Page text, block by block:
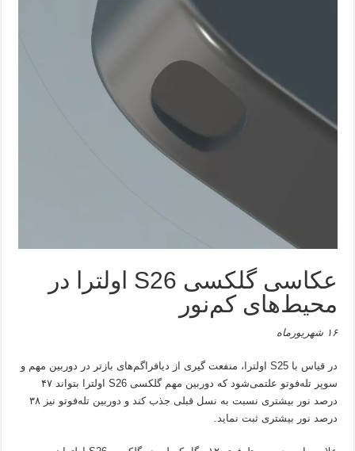
عکاسی گلکسی S26 اولترا در
محیط‌های کم‌نور
۱۶ شهریورماه
در قیاس با S25 اولترا، منفعت گیری از دیافراگم‌های بازتر در دوربین مهم و
سوپر تله‌فوتو علتمی‌شود که دوربین مهم گلکسی S26 اولترا بتواند ۴۷
درصد نور بیشتری نسبت به نسل قبلی جذب کند و دوربین تله‌فوتو نیز ۳۸
درصد نور بیشتری ثبت نماید.